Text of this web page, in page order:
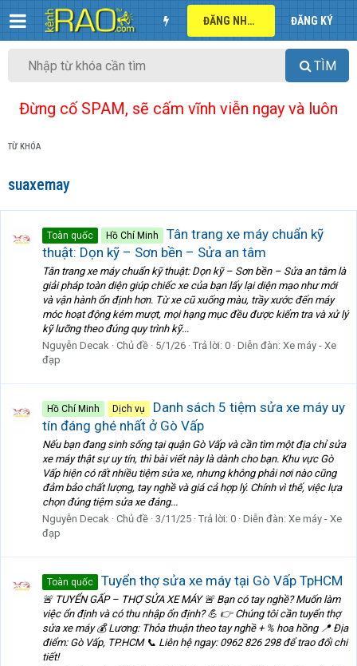
ĐĂNG NHẬP ĐĂNG KÝ
TÌM
Đừng cố SPAM, sẽ cấm vĩnh viễn ngay và luôn
TỪ KHÓA
suaxemay
Toàn quốc Hồ Chí Minh
Tân trang xe máy chuẩn kỹ
thuật: Dọn kỹ – Sơn bền – Sửa an tâm
Tân trang xe máy chuẩn kỹ thuật: Dọn kỹ – Sơn bền – Sửa an tâm là
giải pháp toàn diện giúp chiếc xe của bạn lấy lại diện mạo như mới
và vận hành ổn định hơn. Từ xe cũ xuống màu, trầy xước đến máy
móc hoạt động kém mượt, mọi hạng mục đều được kiểm tra và xử lý
kỹ lưỡng theo đúng quy trình kỹ...
Nguyễn Decak Chủ đề 5/1/26 Trả lời: 0 Diễn đàn: Xe máy - Xe
đạp
Hồ Chí Minh Dịch vụ
Danh sách 5 tiệm sửa xe máy uy
tín đáng ghé nhất ở Gò Vấp
Nếu bạn đang sinh sống tại quận Gò Vấp và cần tìm một địa chỉ sửa
xe máy thật sự uy tín, thì bài viết này là dành cho bạn. Khu vực Gò
Vấp hiện có rất nhiều tiệm sửa xe, nhưng không phải nơi nào cũng
đảm bảo chất lượng, tay nghề và giá cả hợp lý. Chính vì thế, việc lựa
chọn đúng tiệm sửa xe đáng...
Nguyễn Decak Chủ đề 3/11/25 Trả lời: 0 Diễn đàn: Xe máy - Xe
đạp
Toàn quốc Tuyển thợ sửa xe máy tại Gò Vấp TpHCM
🚨 TUYỂN GẤP – THỢ SỬA XE MÁY 🚨 Bạn có tay nghề? Muốn làm
việc ổn định và có thu nhập ổn định? 💪 👉 Chúng tôi cần tuyển thợ
sửa xe máy 💰 Lương: Thỏa thuận theo tay nghề + % hoa hồng 📍 Địa
điểm: Gò Vấp, TP.HCM 📞 Liên hệ ngay: 0962 826 298 để trao đổi chi
tiết!